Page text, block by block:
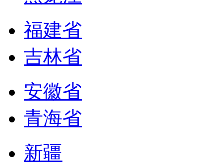
福建省
吉林省
安徽省
青海省
新疆